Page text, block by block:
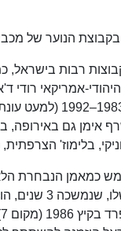
של מכבי תל אביב, ונשלח בגיל 16, יחד
רבות בישראל,
בלימוז'
הראשונה